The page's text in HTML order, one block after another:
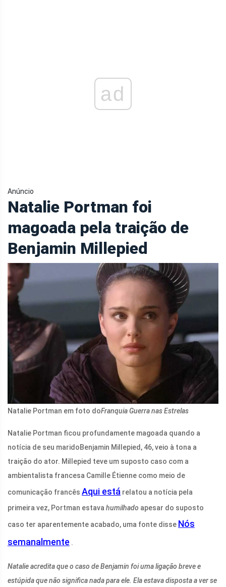
ad
Anúncio
Natalie Portman foi
magoada pela traição de
Benjamin Millepied
Natalie Portman em foto doFranquia Guerra nas Estrelas
Natalie Portman ficou profundamente magoada quando a
notícia de seu maridoBenjamin Millepied , 46, veio à tona a
traição do ator. Millepied teve um suposto caso com a
ambientalista francesa Camille Étienne como meio de
comunicação francês Aqui está relatou a notícia pela
primeira vez, Portman estava humilhado apesar do suposto
caso ter aparentemente acabado, uma fonte disse Nós
semanalmente .
Natalie acredita que o caso de Benjamin foi uma ligação breve e
estúpida que não significa nada para ele. Ela estava disposta a ver se